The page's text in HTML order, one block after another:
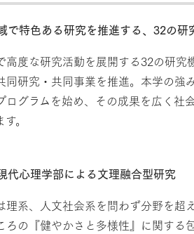
で特色ある研究を推進する、32の研
高度な研究活動を展開する32の研
同研究・共同事業を推進。本学の強
ログラムを始め、その成果を広く
。
代心理学部による文理融合型研究
理系、人文社会系を問わず分野を
ろの『健やかさと多様性』に関す